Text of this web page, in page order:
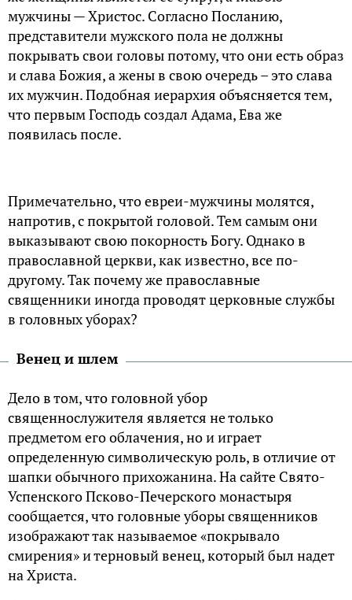
мужчины — Христос. Согласно Посланию,
представители мужского пола не должны
покрывать свои головы потому, что они есть образ
и слава Божия, а жены в свою очередь – это слава
их мужчин. Подобная иерархия объясняется тем,
что первым Господь создал Адама, Ева же
появилась после.
Примечательно, что евреи-мужчины молятся,
напротив, с покрытой головой. Тем самым они
выказывают свою покорность Богу. Однако в
православной церкви, как известно, все по-
другому. Так почему же православные
священники иногда проводят церковные службы
в головных уборах?
Венец и шлем
Дело в том, что головной убор
священнослужителя является не только
предметом его облачения, но и играет
определенную символическую роль, в отличие от
шапки обычного прихожанина. На сайте Свято-
Успенского Псково-Печерского монастыря
сообщается, что головные уборы священников
изображают так называемое «покрывало
смирения» и терновый венец, который был надет
на Христа.